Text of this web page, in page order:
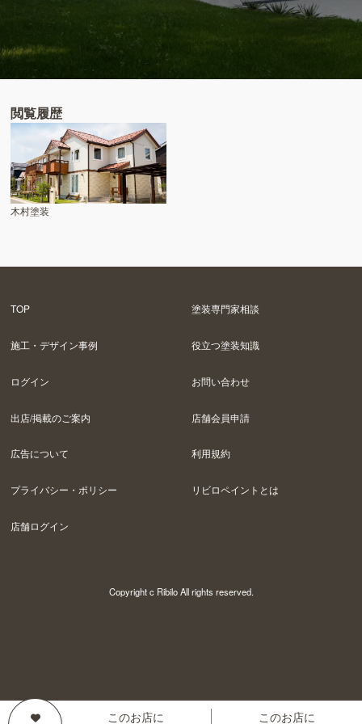
このお店に このお店に
閲覧履歴
木村塗装
TOP 塗装専門家相談
施工・デザイン事例 役立つ塗装知識
ログイン お問い合わせ
出店/掲載のご案内 店舗会員申請
広告について 利用規約
プライバシー・ポリシー リビロペイントとは
店舗ログイン
Copyright c Ribilo All rights reserved.